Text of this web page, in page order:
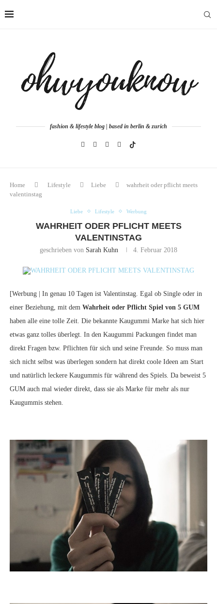
fashion & lifestyle blog | based in berlin & zurich
Home Lifestyle Liebe
wahrheit oder pflicht meets
valentinstag
Liebe Lifestyle Werbung
WAHRHEIT ODER PFLICHT MEETS
VALENTINSTAG
geschrieben von Sarah Kuhn 4. Februar 2018
[Werbung | In genau 10 Tagen ist Valentinstag. Egal ob Single oder in
einer Beziehung, mit dem Wahrheit oder Pflicht Spiel von 5 GUM
haben alle eine tolle Zeit. Die bekannte Kaugummi Marke hat sich hier
etwas ganz tolles überlegt. In den Kaugummi Packungen findet man
direkt Fragen bzw. Pflichten für sich und seine Freunde. So muss man
sich nicht selbst was überlegen sondern hat direkt coole Ideen am Start
und natürlich leckere Kaugummis für während des Spiels. Da beweist 5
GUM auch mal wieder direkt, dass sie als Marke für mehr als nur
Kaugummis stehen.